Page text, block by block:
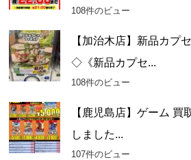
108件のビュー
【加治木店】新品カプ
◇《新品カプセ...
108件のビュー
【鹿児島店】ゲーム 買
しました...
107件のビュー